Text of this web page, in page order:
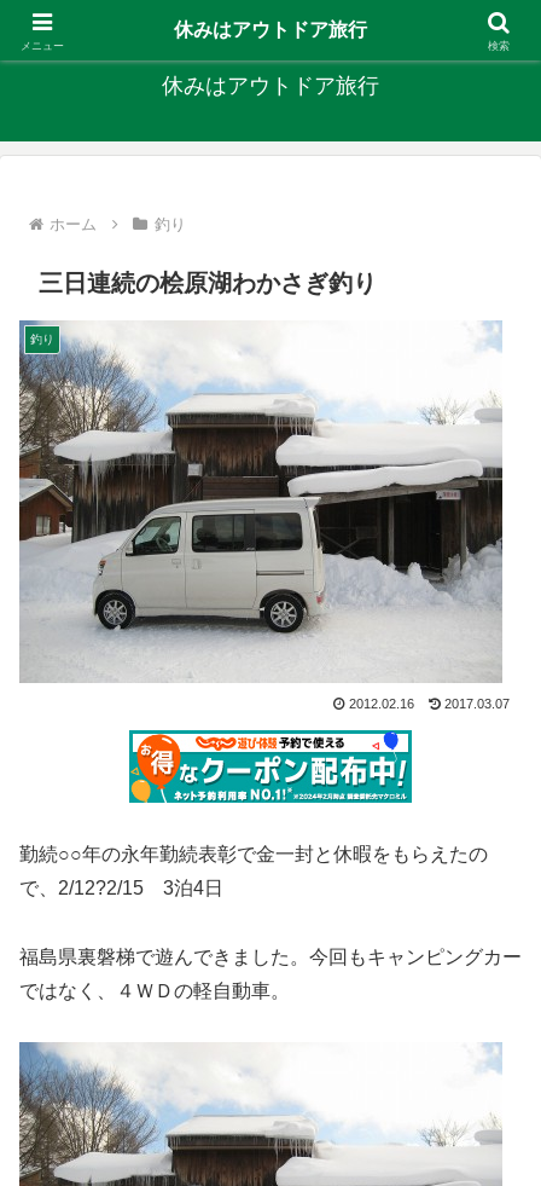
キャンプ、釣り、旅行など外遊びを楽しんでます
休みはアウトドア旅行
ホーム 釣り
三日連続の桧原湖わかさぎ釣り
釣り
2012.02.16 2017.03.07
勤続○○年の永年勤続表彰で金一封と休暇をもらえたの
で、2/12?2/15 3泊4日
福島県裏磐梯で遊んできました。今回もキャンピングカー
ではなく、４ＷＤの軽自動車。
メニュー
休みはアウトドア旅行
検索